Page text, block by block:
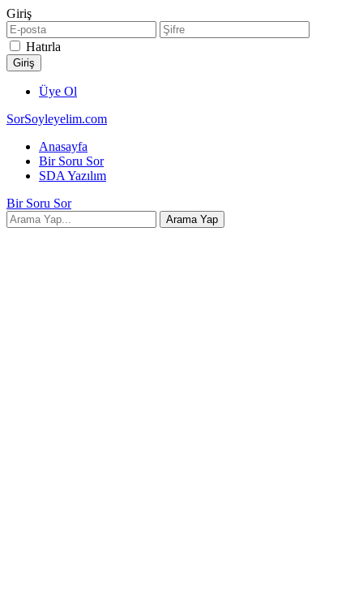
Giriş
Hatırla
Üye Ol
SorSoyleyelim.com
Anasayfa
Bir Soru Sor
SDA Yazılım
Bir Soru Sor